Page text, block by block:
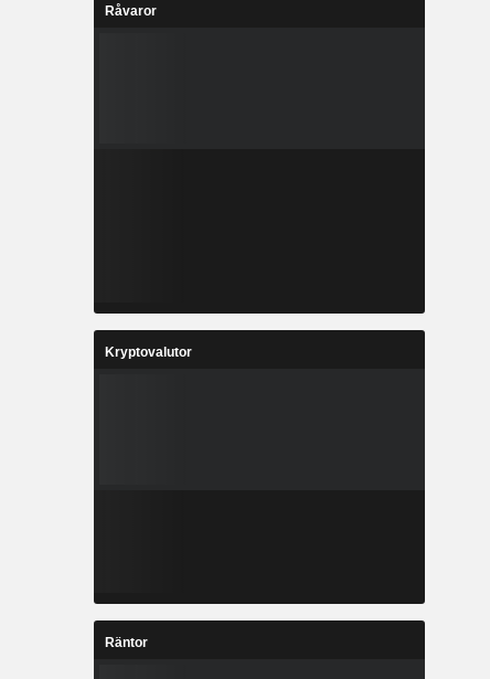
Råvaror
Kryptovalutor
Räntor